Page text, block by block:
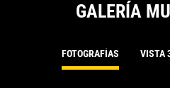
GALERÍA
FOTOGRAFÍAS VISTA